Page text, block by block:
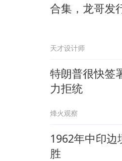
合集，龙哥发
天才设计师
特朗普很快签
力拒统
烽火观察
1962年中印
胜